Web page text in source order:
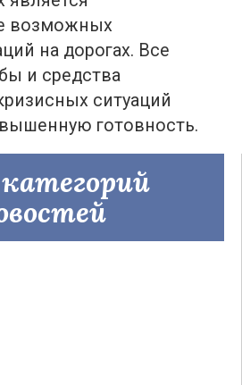
возможных
на дорогах. Все
и средства
ситуаций
готовность.